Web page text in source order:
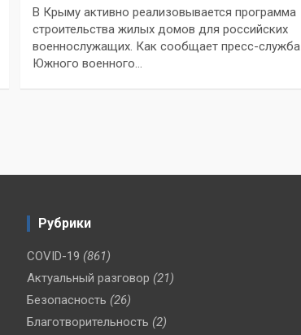
В Крыму активно реализовывается программа
строительства жилых домов для российских
военнослужащих. Как сообщает пресс-служба
Южного военного…
Рубрики
COVID-19 (861)
Актуальный разговор (21)
Безопасность (26)
Благотворительность (2)